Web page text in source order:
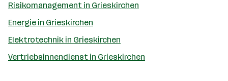
Risikomanagement in Grieskirchen
Energie in Grieskirchen
Elektrotechnik in Grieskirchen
Vertriebsinnendienst in Grieskirchen